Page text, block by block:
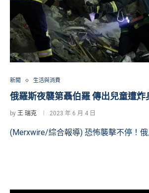
新聞 生活與消費
俄羅斯夜襲第聶伯羅 傳出兒童遭炸
by 王 瑞克 2023 年 6 月 4 日
(Merxwire/綜合報導) 恐怖襲擊不停！